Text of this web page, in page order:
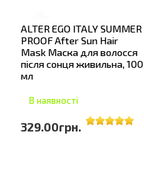
ALTER EGO ITALY SUMMER
PROOF After Sun Hair
Mask Маска для волосся
після сонця живильна, 100
мл
В наявності
329.00грн.